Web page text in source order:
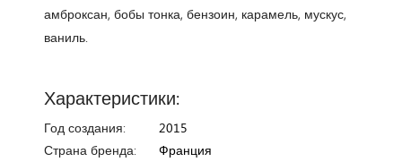
амброксан, бобы тонка, бензоин, карамель, мускус,
ваниль.
Характеристики:
Год создания:
2015
Страна бренда:
Франция